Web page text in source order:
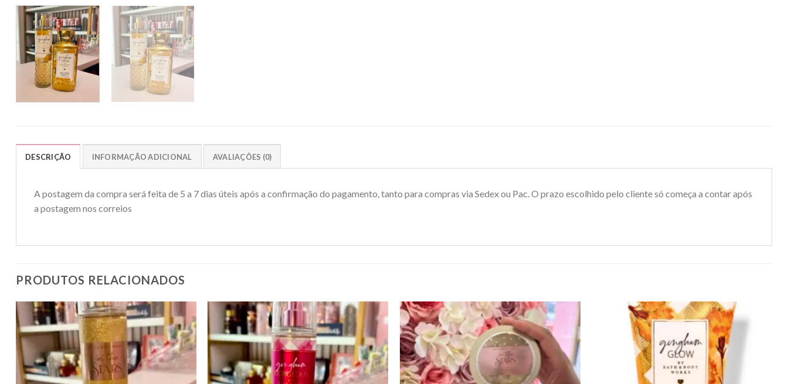
DESCRIÇÃO INFORMAÇÃO ADICIONAL AVALIAÇÕES (0)
A postagem da compra será feita de 5 a 7 dias úteis após a confirmação do pagamento, tanto para compras via Sedex ou Pac. O prazo escolhido pelo cliente só começa a contar após
a postagem nos correios
PRODUTOS RELACIONADOS